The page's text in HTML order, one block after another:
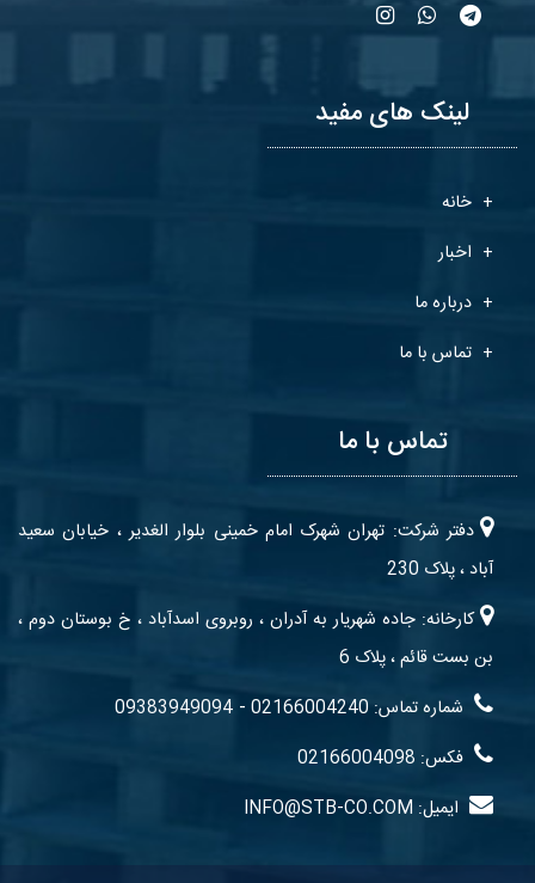
لینک های مفید
خانه
اخبار
درباره ما
تماس با ما
تماس با ما
دفتر شرکت: تهران شهرک امام خمینی بلوار الغدیر ، خیابان سعید
آباد ، پلاک 230
کارخانه: جاده شهریار به آدران ، روبروی اسدآباد ، خ بوستان دوم ،
بن بست قائم ، پلاک 6
شماره تماس: 02166004240
-
09383949094
فکس: 02166004098
ایمیل: INFO@STB-CO.COM